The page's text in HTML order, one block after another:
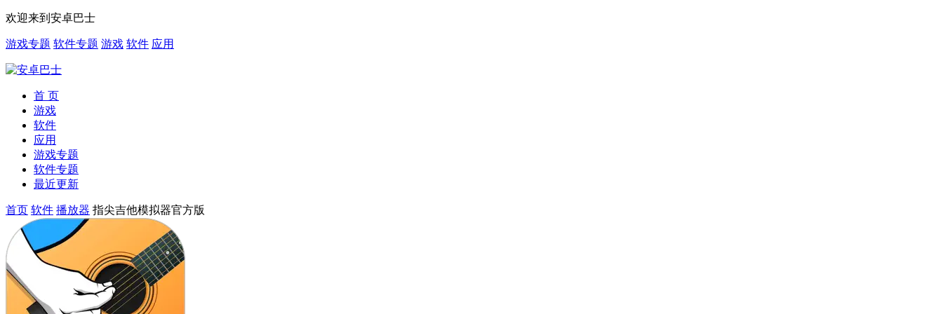
欢迎来到安卓巴士
游戏专题 软件专题 游戏 软件 应用
首 页
游戏
软件
应用
游戏专题
软件专题
最近更新
首页 软件 播放器 指尖吉他模拟器官方版